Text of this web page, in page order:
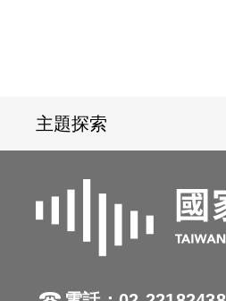
主題探索